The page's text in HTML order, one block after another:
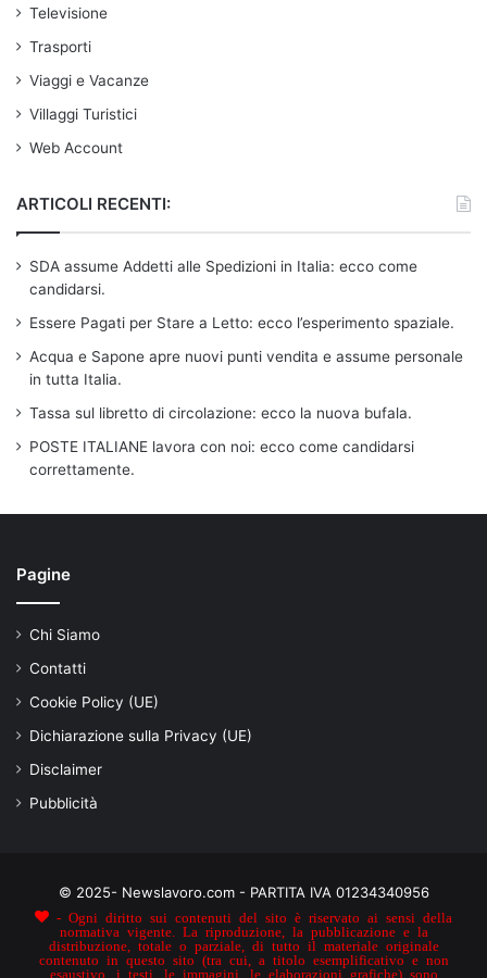
Televisione
Trasporti
Viaggi e Vacanze
Villaggi Turistici
Web Account
ARTICOLI RECENTI:
SDA assume Addetti alle Spedizioni in Italia: ecco come
candidarsi.
Essere Pagati per Stare a Letto: ecco l’esperimento spaziale.
Acqua e Sapone apre nuovi punti vendita e assume personale
in tutta Italia.
Tassa sul libretto di circolazione: ecco la nuova bufala.
POSTE ITALIANE lavora con noi: ecco come candidarsi
correttamente.
Pagine
Chi Siamo
Contatti
Cookie Policy (UE)
Dichiarazione sulla Privacy (UE)
Disclaimer
Pubblicità
© 2025- Newslavoro.com - PARTITA IVA 01234340956
- Ogni diritto sui contenuti del sito è riservato ai sensi della
normativa vigente. La riproduzione, la pubblicazione e la
distribuzione, totale o parziale, di tutto il materiale originale
contenuto in questo sito (tra cui, a titolo esemplificativo e non
esaustivo, i testi, le immagini, le elaborazioni grafiche) sono